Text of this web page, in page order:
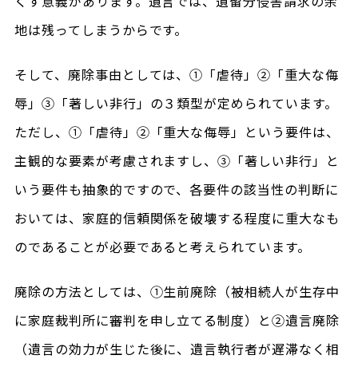
地は残ってしまうからです。
そして、廃除事由としては、①「虐待」②「重大な侮
辱」③「著しい非行」の３類型が定められています。
ただし、①「虐待」②「重大な侮辱」という要件は、
主観的な要素が考慮されますし、③「著しい非行」と
いう要件も抽象的ですので、各要件の該当性の判断に
おいては、家庭的信頼関係を破壊する程度に重大なも
のであることが必要であると考えられています。
廃除の方法としては、①生前廃除（被相続人が生存中
に家庭裁判所に審判を申し立てる制度）と②遺言廃除
（遺言の効力が生じた後に、遺言執行者が遅滞なく相